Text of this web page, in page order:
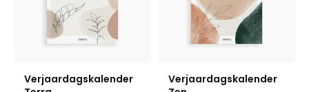
Verjaardagskalender
Verjaardagskalender